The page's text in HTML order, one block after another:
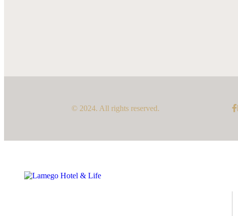
© 2024. All rights reserved.